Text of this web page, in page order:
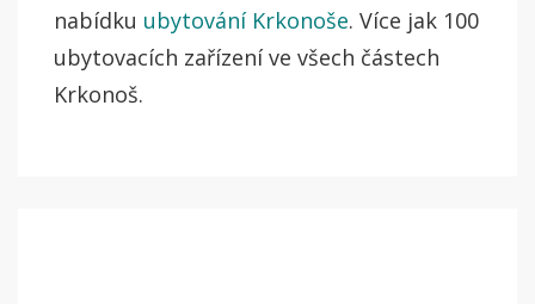
nabídku ubytování Krkonoše. Více jak 100
ubytovacích zařízení ve všech částech
Krkonoš.